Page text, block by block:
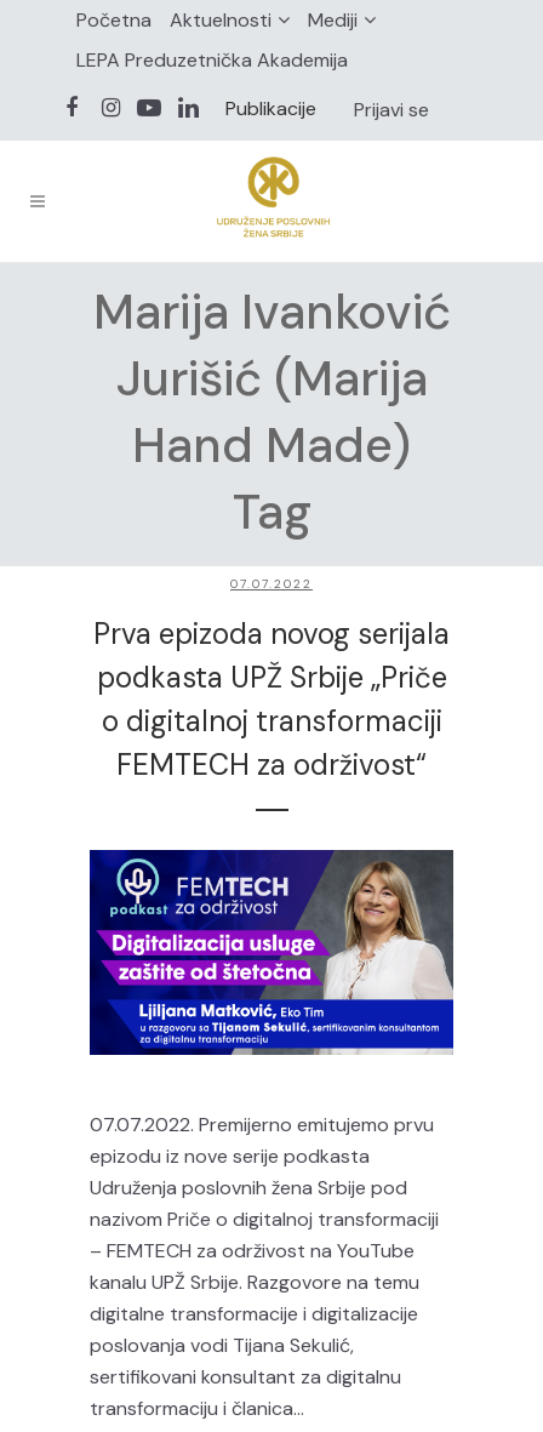
Početna Aktuelnosti
Mediji
LEPA Preduzetnička Akademija
Publikacije
Prijavi se
Marija Ivanković
Jurišić (Marija
Hand Made)
Tag
07.07.2022
Prva epizoda novog serijala
podkasta UPŽ Srbije „Priče
o digitalnoj transformaciji
FEMTECH za održivost“
07.07.2022. Premijerno emitujemo prvu
epizodu iz nove serije podkasta
Udruženja poslovnih žena Srbije pod
nazivom Priče o digitalnoj transformaciji
– FEMTECH za održivost na YouTube
kanalu UPŽ Srbije. Razgovore na temu
digitalne transformacije i digitalizacije
poslovanja vodi Tijana Sekulić,
sertifikovani konsultant za digitalnu
transformaciju i članica...